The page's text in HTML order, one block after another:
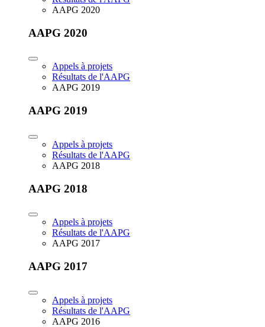
AAPG 2020
AAPG 2020
Appels à projets
Résultats de l'AAPG
AAPG 2019
AAPG 2019
Appels à projets
Résultats de l'AAPG
AAPG 2018
AAPG 2018
Appels à projets
Résultats de l'AAPG
AAPG 2017
AAPG 2017
Appels à projets
Résultats de l'AAPG
AAPG 2016